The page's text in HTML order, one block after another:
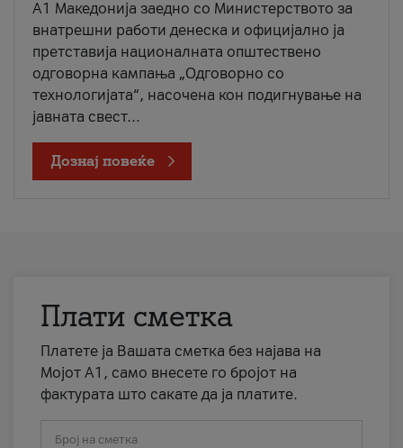
A1 Македонија заедно со Министерството за
внатрешни работи денеска и официјално ја
претставија националната општествено
одговорна кампања „Одговорно со
технологијата“, насочена кон подигнување на
јавната свест...
Дознај повеќе
Плати сметка
Платете ја Вашата сметка без најава на
Мојот А1, само внесете го бројот на
фактурата што сакате да ја платите.
Број на сметка